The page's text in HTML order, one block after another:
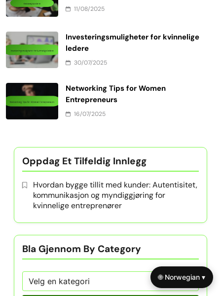
11/08/2025
Investeringsmuligheter for kvinnelige
ledere
30/07/2025
Networking Tips for Women
Entrepreneurs
16/07/2025
Oppdag Et Tilfeldig Innlegg
Hvordan bygge tillit med kunder: Autentisitet,
kommunikasjon og myndiggjøring for
kvinnelige entreprenører
Bla Gjennom By Category
🌐 Norwegian ▾